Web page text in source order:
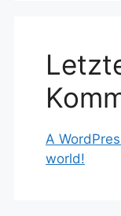
A
world!